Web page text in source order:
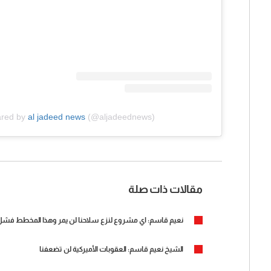
by al jadeed news(@aljadeednews)
مقالات ذات صلة
نعيم قاسم: اي مشروع لنزع سلاحنا لن يمر وهذا المخطط
الشيخ نعيم قاسم: العقوبات الأميركية لن تضعفنا